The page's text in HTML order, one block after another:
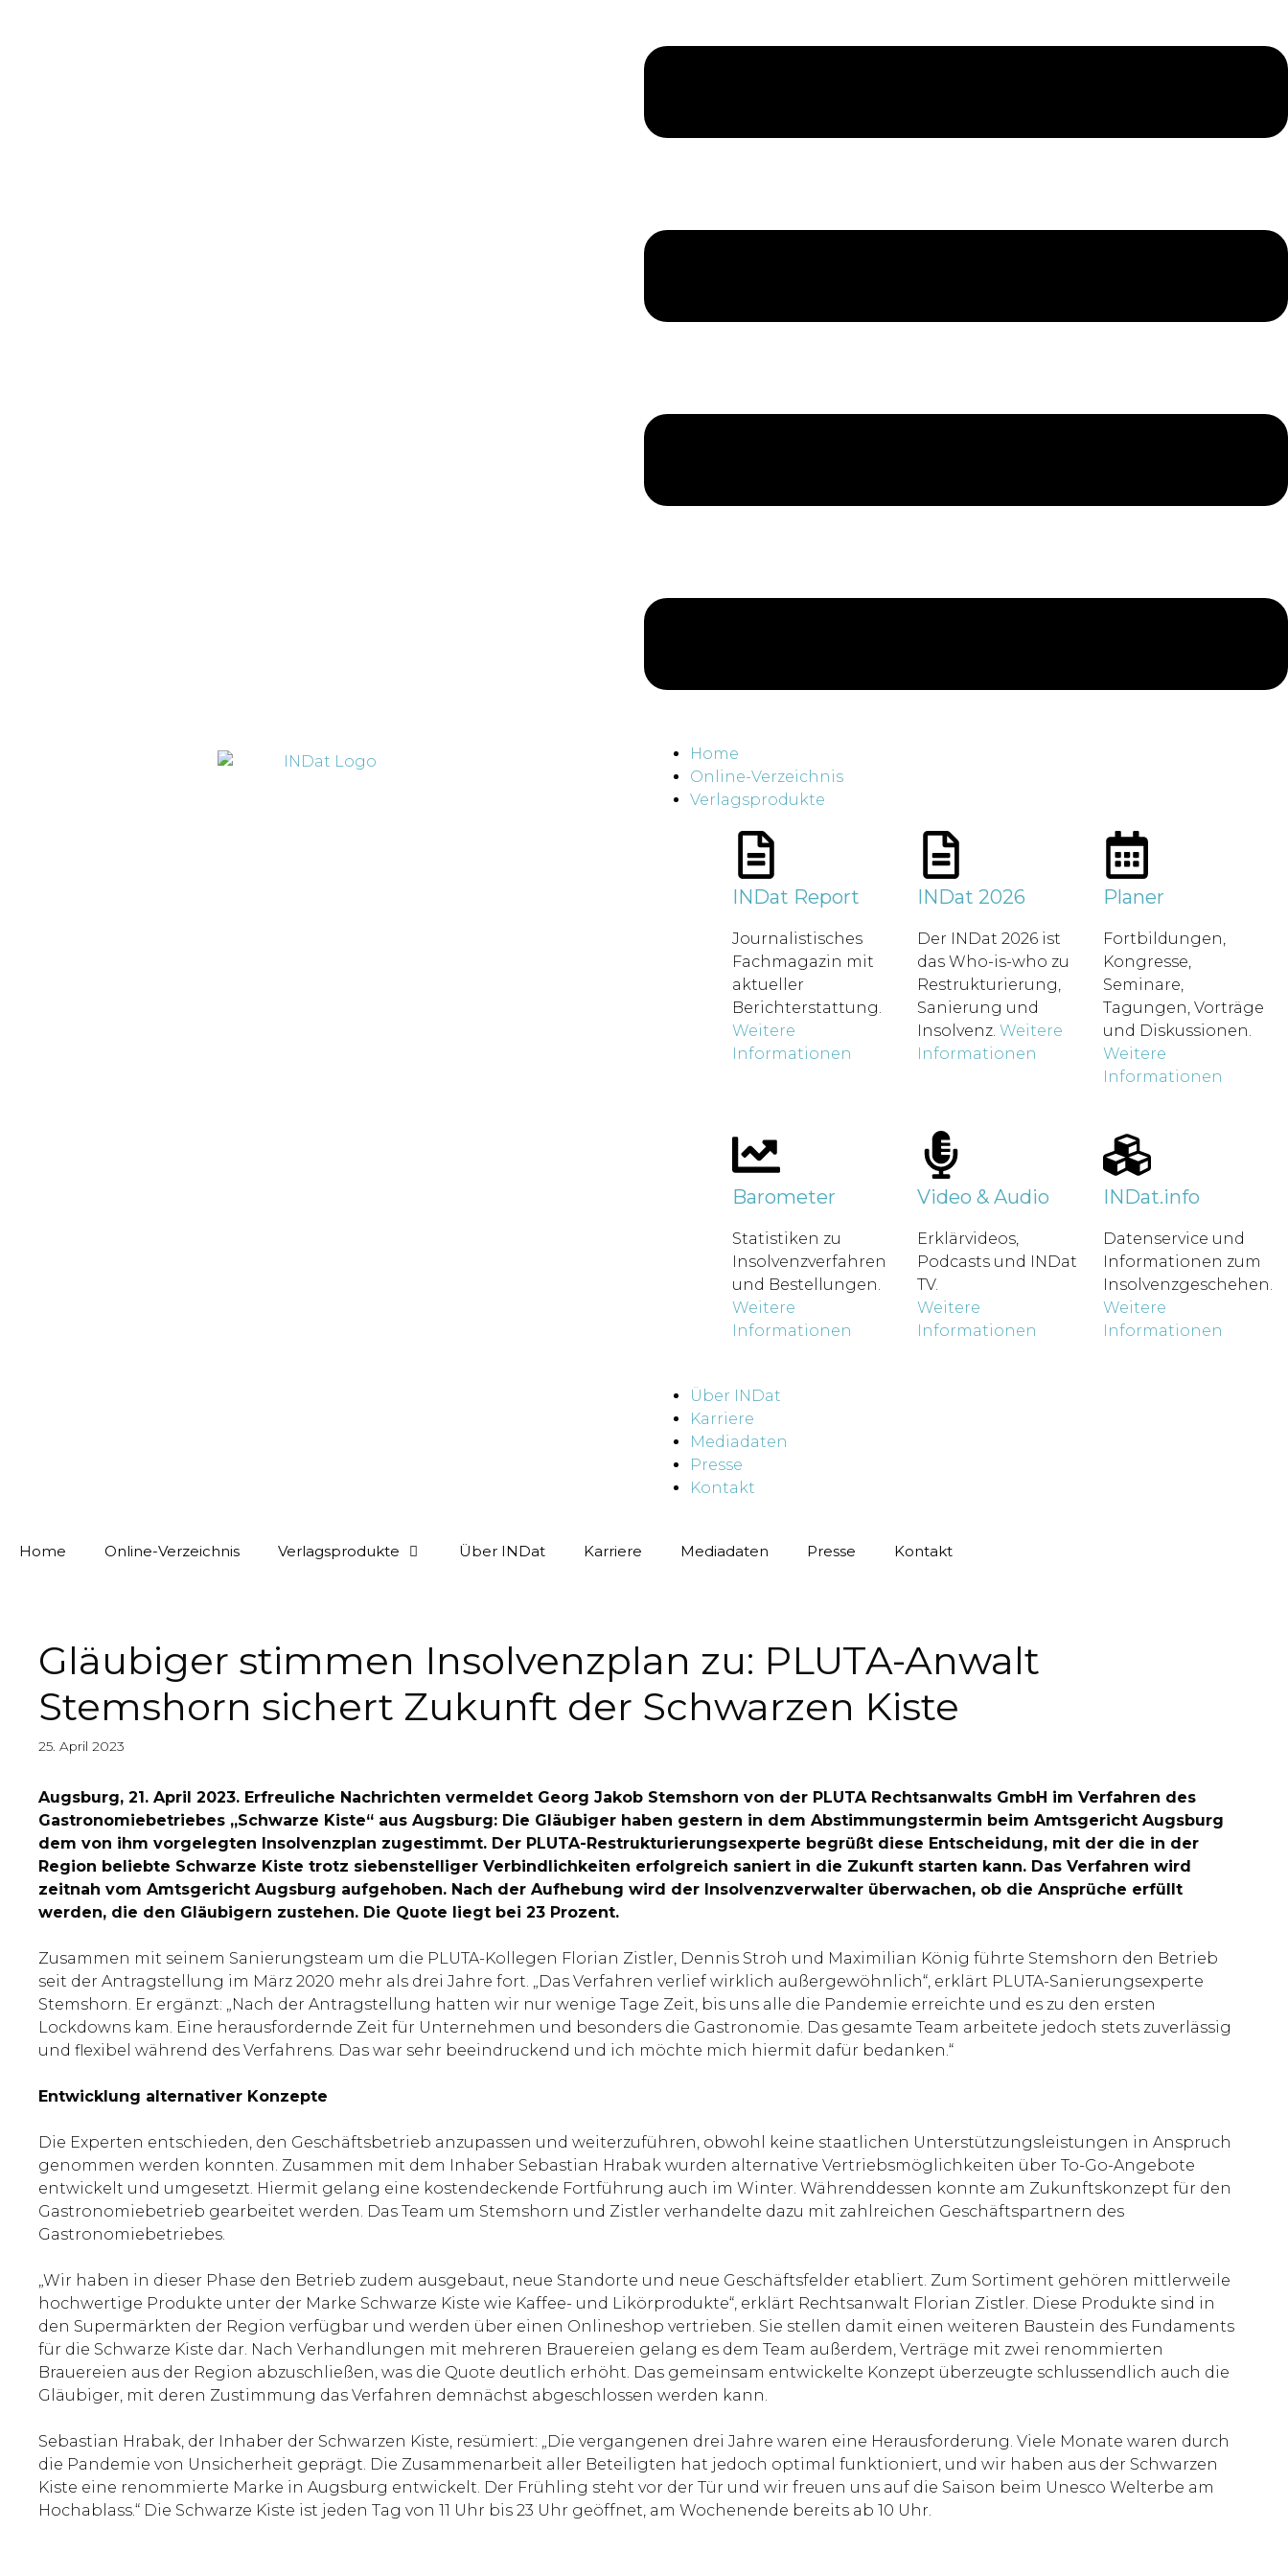
Home
Online-Verzeichnis
Verlagsprodukte
INDat Report
Journalistisches
Fachmagazin mit
aktueller
Berichterstattung.
Weitere
Informationen
INDat 2026
Der INDat 2026 ist
das Who-is-who zu
Restrukturierung,
Sanierung und
Insolvenz.Weitere
Informationen
Planer
Fortbildungen,
Kongresse,
Seminare,
Tagungen, Vorträge
und Diskussionen.
Weitere
Informationen
Barometer
Statistiken zu
Insolvenzverfahren
und Bestellungen.
Weitere
Informationen
Video & Audio
Erklärvideos,
Podcasts und INDat
TV.
Weitere
Informationen
INDat.info
Datenservice und
Informationen zum
Insolvenzgeschehen.
Weitere
Informationen
Über INDat
Karriere
Mediadaten
Presse
Kontakt
Home Online-Verzeichnis Verlagsprodukte Über INDat Karriere Mediadaten Presse Kontakt
Gläubiger stimmen Insolvenzplan zu: PLUTA-Anwalt
Stemshorn sichert Zukunft der Schwarzen Kiste
25. April 2023
Augsburg, 21. April 2023. Erfreuliche Nachrichten vermeldet Georg Jakob Stemshorn von der PLUTA Rechtsanwalts GmbH im Verfahren des
Gastronomiebetriebes „Schwarze Kiste“ aus Augsburg: Die Gläubiger haben gestern in dem Abstimmungstermin beim Amtsgericht Augsburg
dem von ihm vorgelegten Insolvenzplan zugestimmt. Der PLUTA-Restrukturierungsexperte begrüßt diese Entscheidung, mit der die in der
Region beliebte Schwarze Kiste trotz siebenstelliger Verbindlichkeiten erfolgreich saniert in die Zukunft starten kann. Das Verfahren wird
zeitnah vom Amtsgericht Augsburg aufgehoben. Nach der Aufhebung wird der Insolvenzverwalter überwachen, ob die Ansprüche erfüllt
werden, die den Gläubigern zustehen. Die Quote liegt bei 23 Prozent.
Zusammen mit seinem Sanierungsteam um die PLUTA-Kollegen Florian Zistler, Dennis Stroh und Maximilian König führte Stemshorn den Betrieb
seit der Antragstellung im März 2020 mehr als drei Jahre fort. „Das Verfahren verlief wirklich außergewöhnlich“, erklärt PLUTA-Sanierungsexperte
Stemshorn. Er ergänzt: „Nach der Antragstellung hatten wir nur wenige Tage Zeit, bis uns alle die Pandemie erreichte und es zu den ersten
Lockdowns kam. Eine herausfordernde Zeit für Unternehmen und besonders die Gastronomie. Das gesamte Team arbeitete jedoch stets zuverlässig
und flexibel während des Verfahrens. Das war sehr beeindruckend und ich möchte mich hiermit dafür bedanken.“
Entwicklung alternativer Konzepte
Die Experten entschieden, den Geschäftsbetrieb anzupassen und weiterzuführen, obwohl keine staatlichen Unterstützungsleistungen in Anspruch
genommen werden konnten. Zusammen mit dem Inhaber Sebastian Hrabak wurden alternative Vertriebsmöglichkeiten über To-Go-Angebote
entwickelt und umgesetzt. Hiermit gelang eine kostendeckende Fortführung auch im Winter. Währenddessen konnte am Zukunftskonzept für den
Gastronomiebetrieb gearbeitet werden. Das Team um Stemshorn und Zistler verhandelte dazu mit zahlreichen Geschäftspartnern des
Gastronomiebetriebes.
„Wir haben in dieser Phase den Betrieb zudem ausgebaut, neue Standorte und neue Geschäftsfelder etabliert. Zum Sortiment gehören mittlerweile
hochwertige Produkte unter der Marke Schwarze Kiste wie Kaffee- und Likörprodukte“, erklärt Rechtsanwalt Florian Zistler. Diese Produkte sind in
den Supermärkten der Region verfügbar und werden über einen Onlineshop vertrieben. Sie stellen damit einen weiteren Baustein des Fundaments
für die Schwarze Kiste dar. Nach Verhandlungen mit mehreren Brauereien gelang es dem Team außerdem, Verträge mit zwei renommierten
Brauereien aus der Region abzuschließen, was die Quote deutlich erhöht. Das gemeinsam entwickelte Konzept überzeugte schlussendlich auch die
Gläubiger, mit deren Zustimmung das Verfahren demnächst abgeschlossen werden kann.
Sebastian Hrabak, der Inhaber der Schwarzen Kiste, resümiert: „Die vergangenen drei Jahre waren eine Herausforderung. Viele Monate waren durch
die Pandemie von Unsicherheit geprägt. Die Zusammenarbeit aller Beteiligten hat jedoch optimal funktioniert, und wir haben aus der Schwarzen
Kiste eine renommierte Marke in Augsburg entwickelt. Der Frühling steht vor der Tür und wir freuen uns auf die Saison beim Unesco Welterbe am
Hochablass.“ Die Schwarze Kiste ist jeden Tag von 11 Uhr bis 23 Uhr geöffnet, am Wochenende bereits ab 10 Uhr.